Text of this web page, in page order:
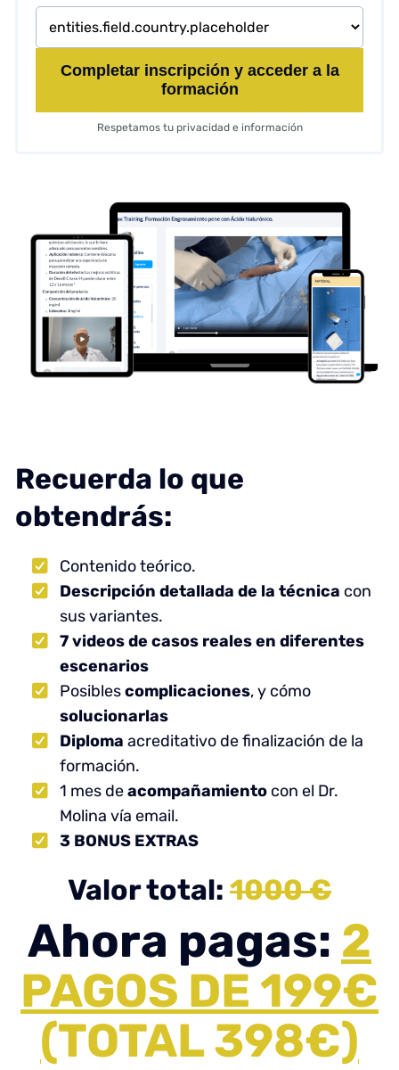
Recuerda lo que
obtendrás:
Contenido teórico.
Descripción detallada de la técnica con
sus variantes.
7 videos de casos reales en diferentes
escenarios
Posiblescomplicaciones, y cómo
solucionarlas
Diploma acreditativo de finalización de la
formación.
1 mes deacompañamiento con el Dr.
Molina vía email.
3 BONUS EXTRAS
Valor total: 1000 €
Ahora pagas: 2
PAGOS DE 199€
(TOTAL 398€)
Completar inscripción y acceder a la
formación
Respetamos tu privacidad e información